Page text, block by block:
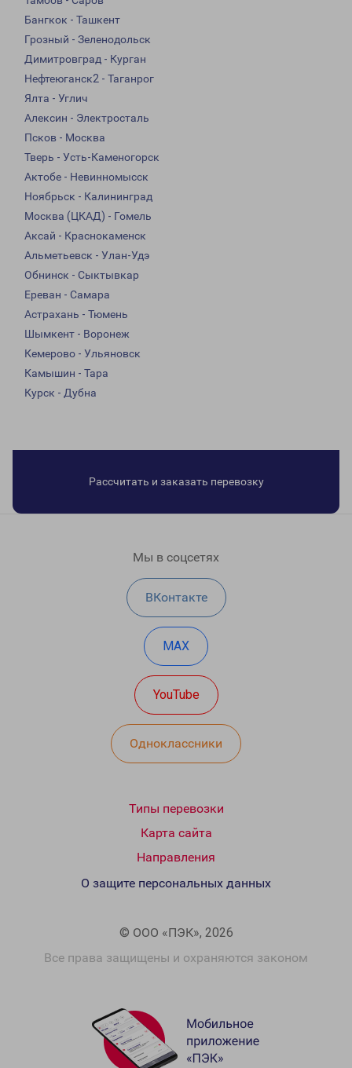
Бангкок - Ташкент
Грозный - Зеленодольск
Димитровград - Курган
Нефтеюганск2 - Таганрог
Ялта - Углич
Алексин - Электросталь
Псков - Москва
Тверь - Усть-Каменогорск
Актобе - Невинномысск
Ноябрьск - Калининград
Москва (ЦКАД) - Гомель
Аксай - Краснокаменск
Альметьевск - Улан-Удэ
Обнинск - Сыктывкар
Ереван - Самара
Астрахань - Тюмень
Шымкент - Воронеж
Кемерово - Ульяновск
Камышин - Тара
Курск - Дубна
Рассчитать и заказать перевозку
Мы в соцсетях
ВКонтакте
MAX
YouTube
Одноклассники
Типы перевозки
Карта сайта
Направления
© ООО «ПЭК», 2026
Все права защищены и охраняются законом
О защите персональных данных